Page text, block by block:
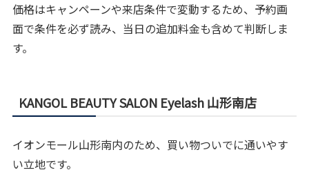
価格はキャンペーンや来店条件で変動するため、予約画
面で条件を必ず読み、当日の追加料金も含めて判断しま
す。
KANGOL BEAUTY SALON Eyelash 山形南店
イオンモール山形南内のため、買い物ついでに通いやす
い立地です。